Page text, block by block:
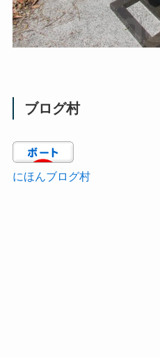
ブログ村
にほんブログ村